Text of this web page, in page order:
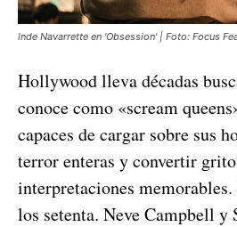
Inde Navarrette en 'Obsession' | Foto: Focus
Hollywood lleva décadas
conoce como «scream
capaces de cargar sobre sus
terror enteras y convertir
interpretaciones
los setenta. Neve Campbell